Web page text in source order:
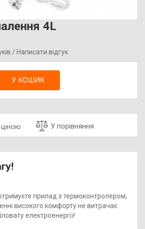
4L
/ Написати відгук
У КОШИК
У порівняння
прилад з термоконтролером,
високого комфорту не витрачає
електроенергії!